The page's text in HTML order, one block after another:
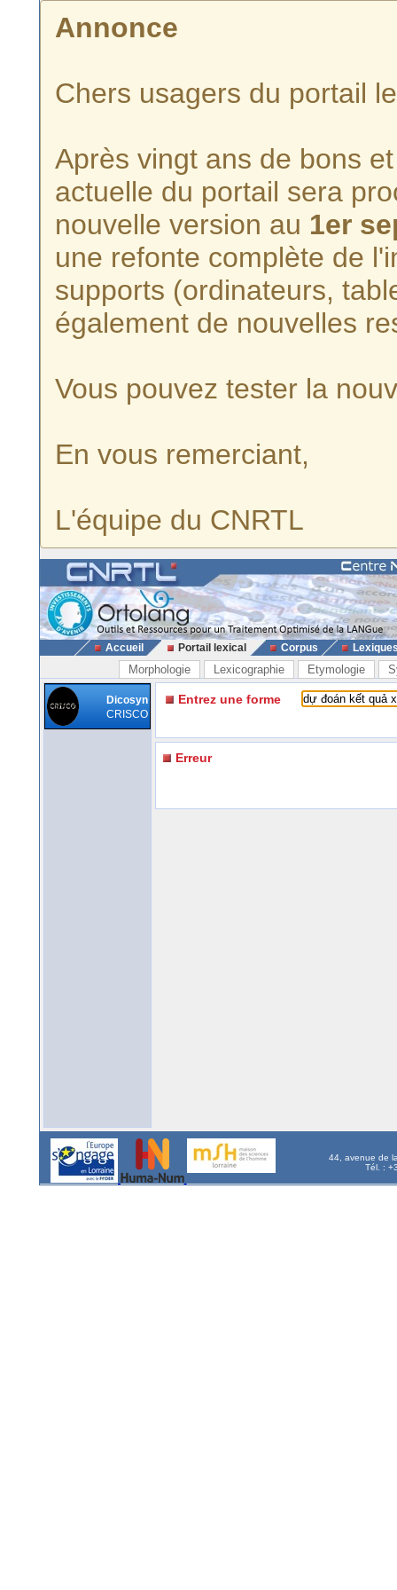
Annonce
Chers usagers du portail
Après vingt ans de bons
actuelle du portail sera
nouvelle version au 1er
une refonte complète de
supports (ordinateurs,
également de nouvelles
Vous pouvez tester la
En vous remerciant,
L'équipe du CNRTL
Accueil Portail lexical Corpus
Morphologie Lexicographie Etymologie
Dicosyn
CRISCO
Entrez une forme
Erreur
44, avenue de
Tél. :